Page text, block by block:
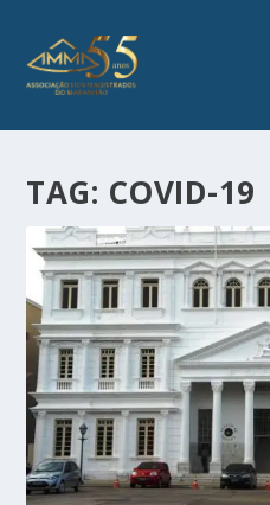
TAG: COVID-19